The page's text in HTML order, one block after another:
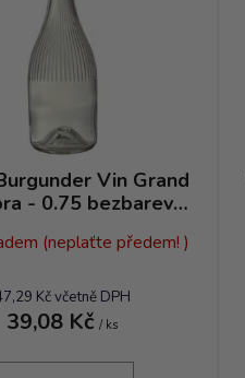
Vin Grand
- 0.75 bezbarevná
(neplaťte předem! )
Kč včetně DPH
39,08 Kč/ ks